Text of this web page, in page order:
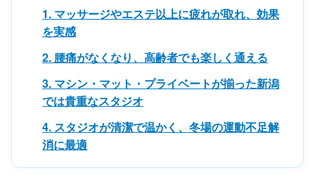
1. マッサージやエステ以上に疲れが取れ、効果
を実感
2. 腰痛がなくなり、高齢者でも楽しく通える
3. マシン・マット・プライベートが揃った新潟
では貴重なスタジオ
4. スタジオが清潔で温かく、冬場の運動不足解
消に最適